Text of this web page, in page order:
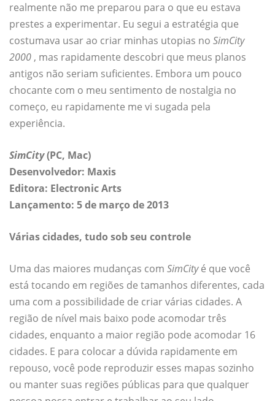
realmente não me preparou para o que eu estava
prestes a experimentar. Eu segui a estratégia que
costumava usar ao criar minhas utopias no SimCity
2000 , mas rapidamente descobri que meus planos
antigos não seriam suficientes. Embora um pouco
chocante com o meu sentimento de nostalgia no
começo, eu rapidamente me vi sugada pela
experiência.
SimCity(PC, Mac)
Desenvolvedor: Maxis
Editora: Electronic Arts
Lançamento: 5 de março de 2013
Várias cidades, tudo sob seu controle
Uma das maiores mudanças com SimCityé que você
está tocando em regiões de tamanhos diferentes, cada
uma com a possibilidade de criar várias cidades. A
região de nível mais baixo pode acomodar três
cidades, enquanto a maior região pode acomodar 16
cidades. E para colocar a dúvida rapidamente em
repouso, você pode reproduzir esses mapas sozinho
ou manter suas regiões públicas para que qualquer